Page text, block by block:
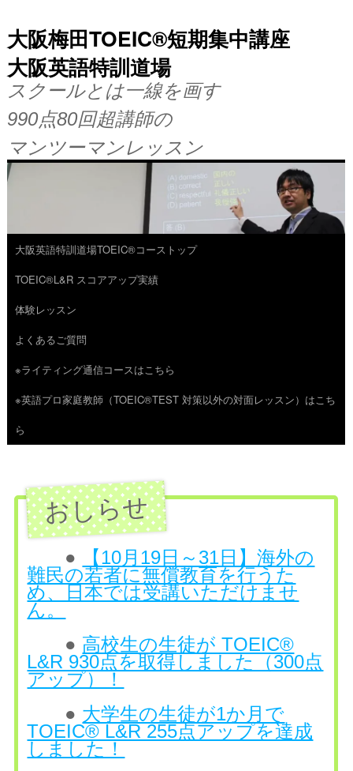
大阪梅田TOEIC®短期集中講座
大阪英語特訓道場
スクールとは一線を画す
990点80回超講師の
マンツーマンレッスン
コ
ン
テ
ン
ツ
へ
ス
大阪英語特訓道場TOEIC®コーストップ
TOEIC®L&R スコアアップ実績
体験レッスン
よくあるご質問
※ライティング通信コースはこちら
※英語プロ家庭教師（TOEIC®TEST 対策以外の対面レッスン）はこち
ら
●
【10月19日～31日】海外の
難民の若者に無償教育を行うた
め、日本では受講いただけませ
ん。
● 高校生の生徒が TOEIC®
L&R 930点を取得しました（300点
アップ）！
● 大学生の生徒が1か月で
TOEIC® L&R 255点アップを達成
しました！